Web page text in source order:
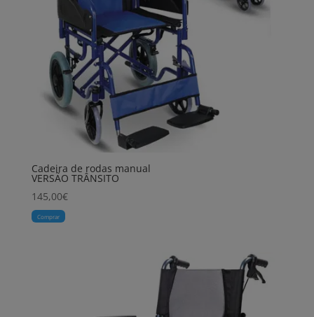
Cadeira de rodas manual
VERSÃO TRÂNSITO
145,00€
Comprar